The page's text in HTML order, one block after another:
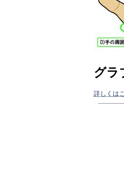
グラ
詳しくは